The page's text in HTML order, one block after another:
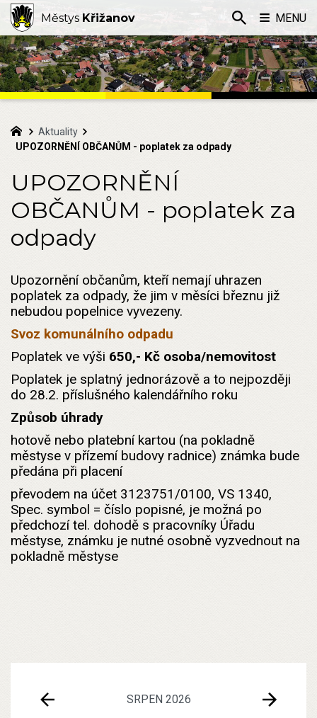
SRPEN 2026
Aktuality
UPOZORNĚNÍ OBČANŮM - poplatek za odpady
UPOZORNĚNÍ
OBČANŮM - poplatek za
odpady
Upozornění občanům, kteří nemají uhrazen
poplatek za odpady, že jim v měsíci březnu již
nebudou popelnice vyvezeny.
Svoz komunálního odpadu
Poplatek ve výši 650,- Kč osoba/nemovitost
Poplatek je splatný jednorázově a to nejpozději
do 28.2. příslušného kalendářního roku
Způsob úhrady
hotově nebo platební kartou (na pokladně
městyse v přízemí budovy radnice) známka bude
předána při placení
převodem na účet 3123751/0100, VS 1340,
Spec. symbol = číslo popisné, je možná po
předchozí tel. dohodě s pracovníky Úřadu
městyse, známku je nutné osobně vyzvednout na
pokladně městyse
Městys Křižanov MENU